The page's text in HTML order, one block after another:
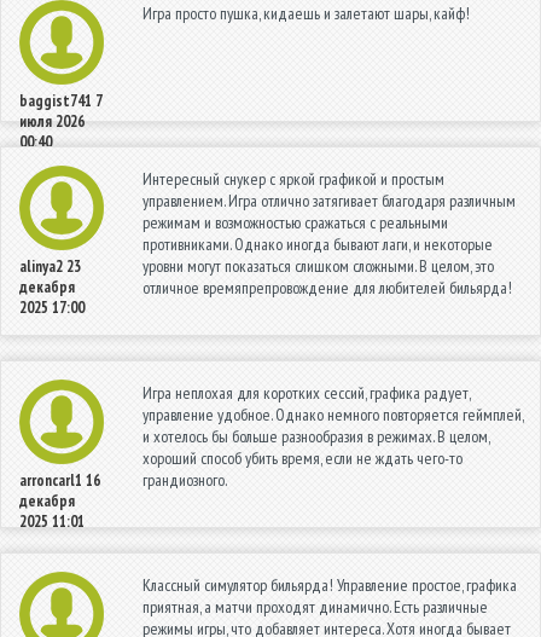
baggist741 7
июля 2026
00:40
Игра просто пушка, кидаешь и залетают шары, кайф!
alinya2 23
декабря
2025 17:00
Интересный снукер с яркой графикой и простым
управлением. Игра отлично затягивает благодаря различным
режимам и возможностью сражаться с реальными
противниками. Однако иногда бывают лаги, и некоторые
уровни могут показаться слишком сложными. В целом, это
отличное времяпрепровождение для любителей бильярда!
arroncarl1 16
декабря
2025 11:01
Игра неплохая для коротких сессий, графика радует,
управление удобное. Однако немного повторяется геймплей,
и хотелось бы больше разнообразия в режимах. В целом,
хороший способ убить время, если не ждать чего-то
грандиозного.
Классный симулятор бильярда! Управление простое, графика
приятная, а матчи проходят динамично. Есть различные
режимы игры, что добавляет интереса. Хотя иногда бывает